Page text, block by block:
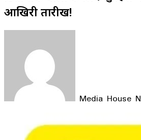
आखिरी तारीख!
Media House